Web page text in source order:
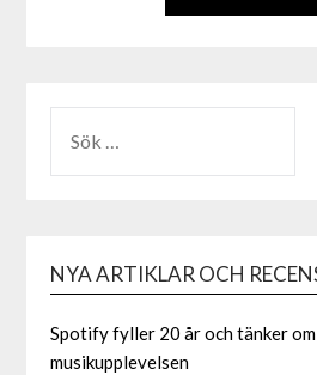
NYA ARTIKLAR OCH
Spotify fyller 20 år och tänker
musikupplevelsen